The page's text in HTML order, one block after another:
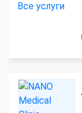
Все услуги